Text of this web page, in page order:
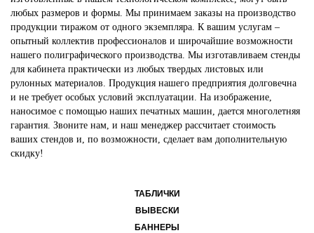
любых размеров и формы. Мы принимаем заказы на производство
продукции тиражом от одного экземпляра. К вашим услугам –
опытный коллектив профессионалов и широчайшие возможности
нашего полиграфического производства. Мы изготавливаем стенды
для кабинета практически из любых твердых листовых или
рулонных материалов. Продукция нашего предприятия долговечна
и не требует особых условий эксплуатации. На изображение,
наносимое с помощью наших печатных машин, дается многолетняя
гарантия. Звоните нам, и наш менеджер рассчитает стоимость
ваших стендов и, по возможности, сделает вам дополнительную
скидку!
ТАБЛИЧКИ
ВЫВЕСКИ
БАННЕРЫ